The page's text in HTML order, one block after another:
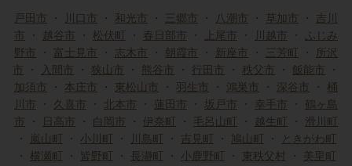
戸田市 ・ 川口市 ・ 和光市 ・ 三郷市 ・ 八潮市 ・ 草加市 ・ 吉川
市
・ 越谷市 ・ 松伏町 ・ 春日部市 ・ 上尾市 ・ 川越市 ・
ふじみ
野市
・ 富士見市 ・ 志木市 ・ 朝霞市 ・ 新座市 ・ 三芳町 ・
所沢
市
・ 入間市 ・ 狭山市 ・ 熊谷市 ・ 行田市 ・ 秩父市 ・ 飯能市
・
加須市
・ 本庄市 ・ 東松山市 ・ 羽生市 ・ 鴻巣市 ・ 深谷市 ・ 桶
川市
・ 久喜市 ・ 北本市 ・ 蓮田市 ・ 坂戸市 ・ 幸手市 ・ 鶴ヶ島
市
・ 日高市 ・ 白岡市 ・ 伊奈町 ・ 毛呂山町 ・ 越生町 ・
滑川町
・
嵐山町 ・ 小川町 ・ 川島町 ・ 吉見町 ・ 鳩山町 ・
ときがわ町
・ 横瀬町 ・ 皆野町 ・ 長瀞町 ・ 小鹿野町 ・ 東秩父村 ・
美里町